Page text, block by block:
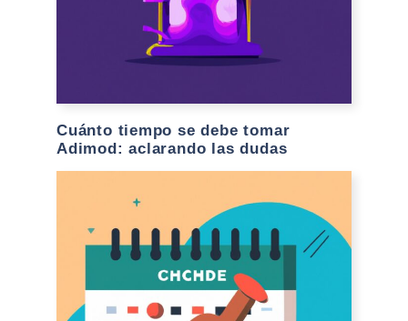
Cuánto tiempo se debe tomar
Adimod: aclarando las dudas